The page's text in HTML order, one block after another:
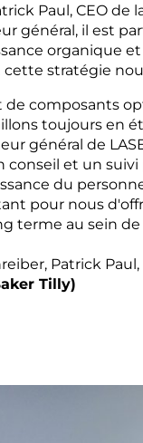
Paul, CEO de
général, il est
organique
stratégie
de composants
toujours en
général de
et un suivi
du
pour nous
terme au sein
Patrick
Tilly)